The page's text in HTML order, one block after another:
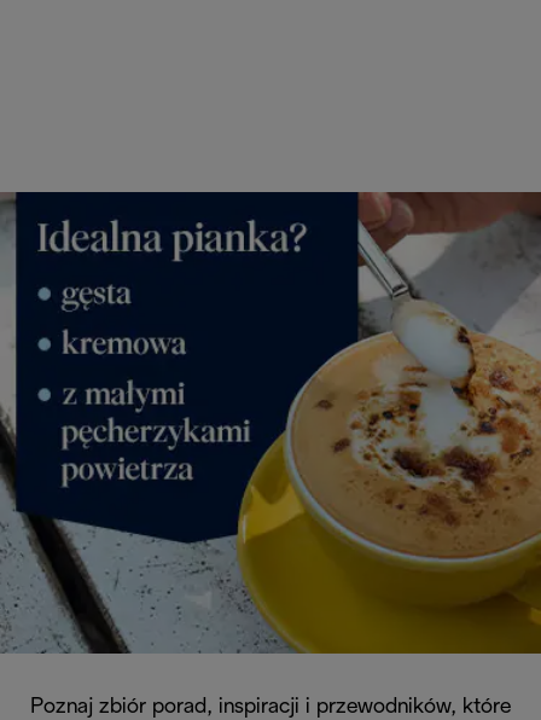
Poznaj zbiór porad, inspiracji i przewodników, które